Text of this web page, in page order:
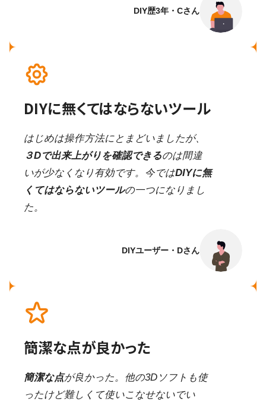
DIY歴3年・Cさん
DIYに無くてはならないツール
はじめは操作方法にとまどいましたが、
３Dで出来上がりを確認できるのは間違
いが少なくなり有効です。今ではDIYに無
くてはならないツールの一つになりまし
た。
DIYユーザー・Dさん
簡潔な点が良かった
簡潔な点が良かった。他の3Dソフトも使
ったけど難しくて使いこなせないでい